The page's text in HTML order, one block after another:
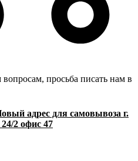
просьба писать нам в
адрес для самовывоза г.
2 офис 47